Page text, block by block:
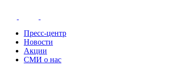
Пресс-центр
Новости
Акции
СМИ о нас